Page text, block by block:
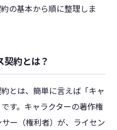
の基本から順に整理しま
契約とは？
とは、簡単に言えば「キャ
す。キャラクターの著作権
ー（権利者）が、ライセン